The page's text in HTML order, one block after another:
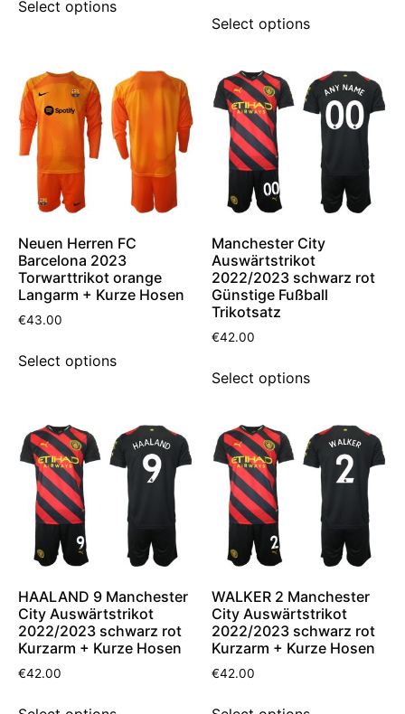
Select options
Select options
Neuen Herren FC
Barcelona 2023
Torwarttrikot orange
Langarm + Kurze Hosen
€43.00
Select options
Manchester City
Auswärtstrikot
2022/2023 schwarz rot
Günstige Fußball
Trikotsatz
€42.00
Select options
HAALAND 9 Manchester
City Auswärtstrikot
2022/2023 schwarz rot
Kurzarm + Kurze Hosen
€42.00
WALKER 2 Manchester
City Auswärtstrikot
2022/2023 schwarz rot
Kurzarm + Kurze Hosen
€42.00